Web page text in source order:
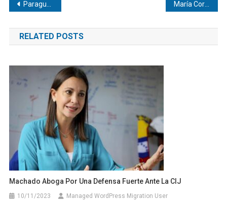
Navegación
de
entradas
Paraguay y Marruecos logran jornada histórica en el Mundial 2026
RELATED POSTS
Machado Aboga Por Una Defensa Fuerte Ante La CIJ
10/11/2023 Managed WordPress Migration User